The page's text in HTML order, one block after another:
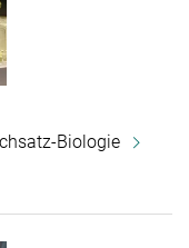
Biologie